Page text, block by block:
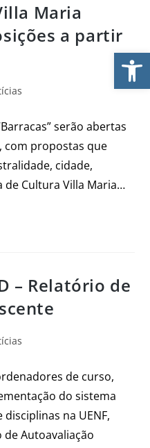
Maria
a partir
serão abertas
com propostas que
cidade,
de Cultura Villa Maria…
– Relatório de
de curso,
do sistema
na UENF,
Autoavaliação